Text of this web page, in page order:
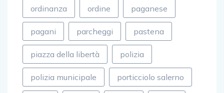
ordinanza ordine paganese
pagani parcheggi pastena
piazza della libertà polizia
polizia municipale porticciolo salerno